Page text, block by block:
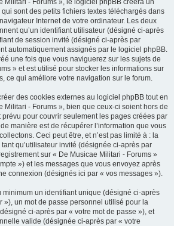
Militari - Forums », le logiciel phpBB créera un
sont des petits fichiers textes téléchargés dans
Internet de votre ordinateur. Les deux
qu’un identifiant utilisateur (désigné ci-après
de session invité (désigné ci-après par
automatiquement assignés par le logiciel phpBB.
une fois que vous naviguerez sur les sujets de
» et est utilisé pour stocker les informations sur
ce qui améliore votre navigation sur le forum.
des cookies externes au logiciel phpBB tout en
Militari - Forums », bien que ceux-ci soient hors de
pour couvrir seulement les pages créées par
manière est de récupérer l’information que vous
Ceci peut être, et n’est pas limité à : la
qu’utilisateur invité (désignée ci-après par
sur « De Musicae Militari - Forums »
») et les messages que vous envoyez après
connexion (désignés ici par « vos messages »).
minimum un identifiant unique (désigné ci-après
»), un mot de passe personnel utilisé pour la
ci-après par « votre mot de passe »), et
valide (désignée ci-après par « votre